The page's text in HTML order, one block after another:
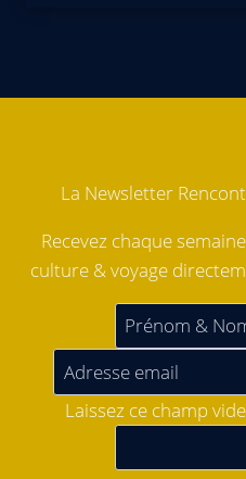
La Newsletter
Recevez chaque
culture & voyage
Laissez ce champ